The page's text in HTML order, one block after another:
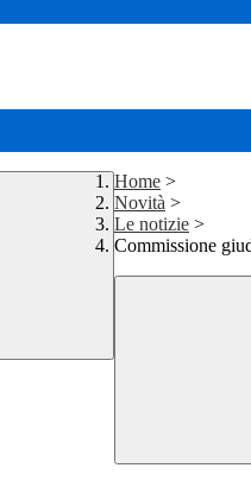
Home >
Novità >
Le notizie >
Commissione